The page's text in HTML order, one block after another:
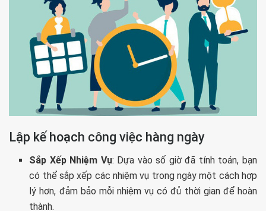
Lập kế hoạch công việc hàng ngày
Sắp Xếp Nhiệm Vụ: Dựa vào số giờ đã tính toán, bạn
có thể sắp xếp các nhiệm vụ trong ngày một cách hợp
lý hơn, đảm bảo mỗi nhiệm vụ có đủ thời gian để hoàn
thành.